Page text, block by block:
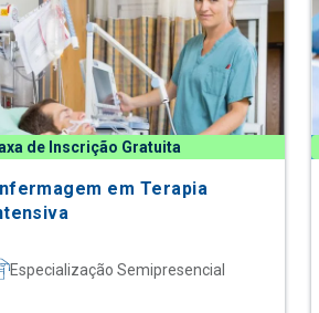
de Inscrição Gratuita
em Terapia
Especialização Semipresencial